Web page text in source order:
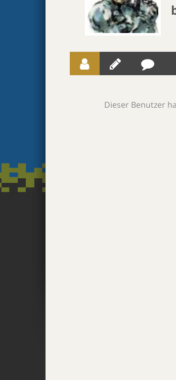
Dieser Benutzer